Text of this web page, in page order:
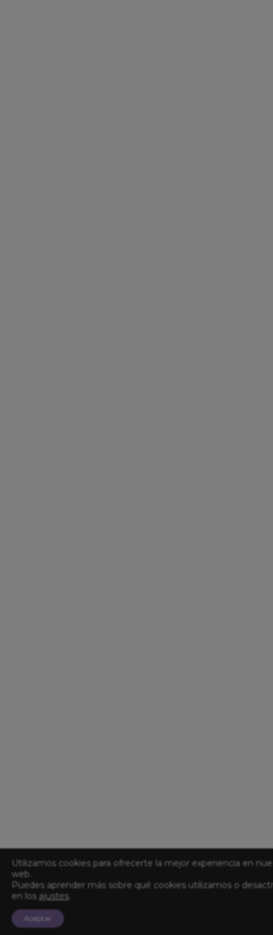
Utilizamos cookies para ofrecerte la mejor experiencia en
web.
Puedes aprender más sobre qué cookies utilizamos o
en los ajustes.
Aceptar